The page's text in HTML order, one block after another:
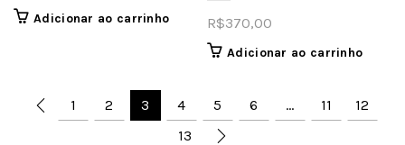
Adicionar ao carrinho
R$370,00
Adicionar ao carrinho
1 2 3 4 5 6 … 11
12
13